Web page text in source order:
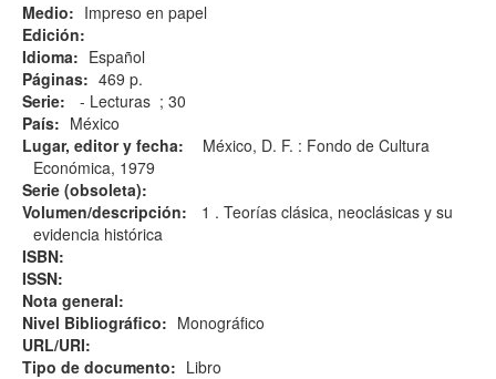
Medio: Impreso en papel
Edición:
Idioma: Español
Páginas: 469 p.
Serie:
- Lecturas ; 30
País: México
Lugar, editor y fecha:
México, D. F. : Fondo de Cultura
Económica, 1979
Serie (obsoleta):
Volumen/descripción:
1 . Teorías clásica, neoclásicas y su
evidencia histórica
ISBN:
ISSN:
Nota general:
Nivel Bibliográfico: Monográfico
URL/URI:
Tipo de documento: Libro